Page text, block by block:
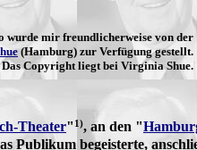
wurde mir freundlicherweise von der
(Hamburg) zur Verfügung gestellt.
Das Copyright liegt bei Virginia Shue.
Theater" 1), an den "
Publikum begeisterte,